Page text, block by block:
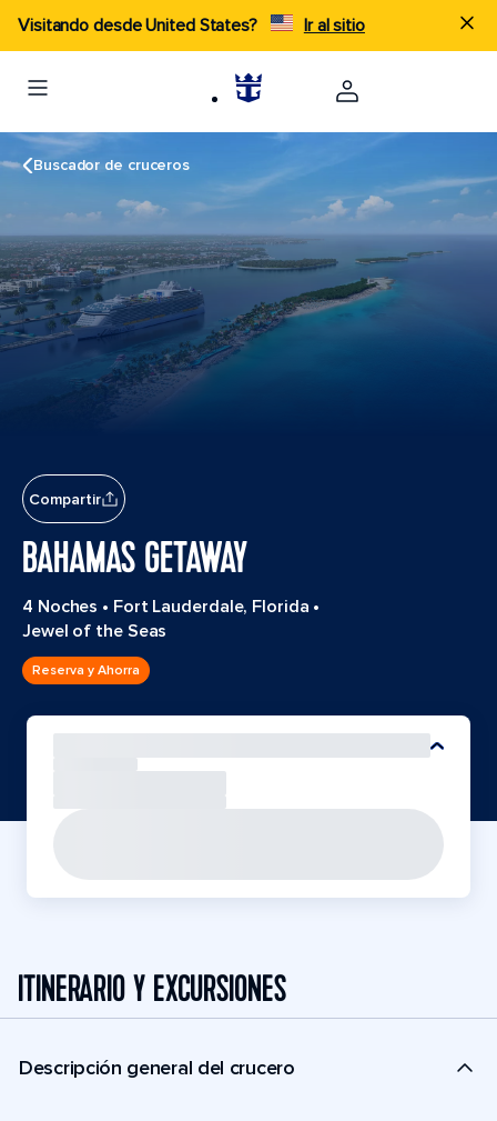
Visitando desde United States? Ir al sitio
Buscador de cruceros
Compartir
BAHAMAS GETAWAY
4 Noches • Fort Lauderdale, Florida •
Jewel of the Seas
Reserva y Ahorra
ITINERARIO Y EXCURSIONES
Descripción general del crucero